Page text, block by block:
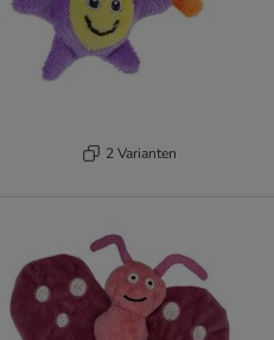
2 Varianten